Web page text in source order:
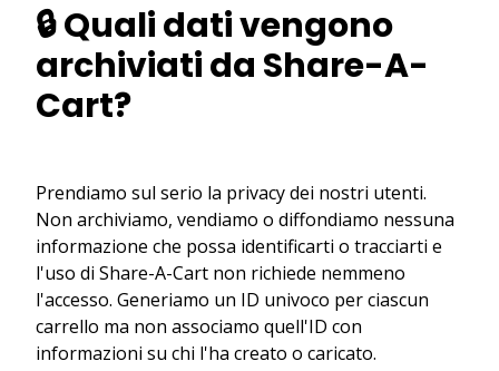
🔒 Quali dati vengono
archiviati da Share-A-
Cart?
Prendiamo sul serio la privacy dei nostri utenti.
Non archiviamo, vendiamo o diffondiamo nessuna
informazione che possa identificarti o tracciarti e
l'uso di Share-A-Cart non richiede nemmeno
l'accesso. Generiamo un ID univoco per ciascun
carrello ma non associamo quell'ID con
informazioni su chi l'ha creato o caricato.